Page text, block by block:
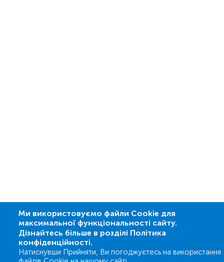
Ми використовуємо файли Cookie для
максимальної функціональності сайту.
Дізнайтесь більше в розділі Політика
конфіденційності.
Натиснувши Прийняти, Ви погоджуєтесь на використання